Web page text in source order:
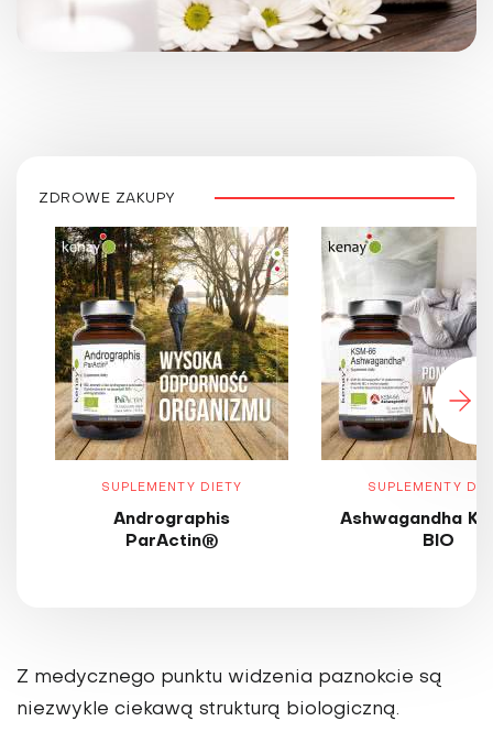
ZDROWE ZAKUPY
SUPLEMENTY DIETY
Andrographis
ParActin®
SUPLEMENTY
Ashwagandha
BIO
Z medycznego punktu widzenia paznokcie są
niezwykle ciekawą strukturą biologiczną.